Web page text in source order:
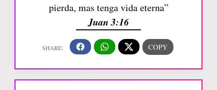
pierda, mas tenga vida eterna”
Juan 3:16